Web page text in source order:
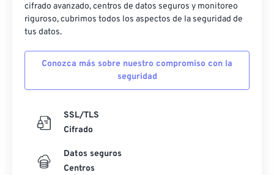
cifrado avanzado, centros de datos seguros y monitoreo
riguroso, cubrimos todos los aspectos de la seguridad de
tus datos.
Conozca más sobre nuestro compromiso con la
seguridad
SSL/TLS
Cifrado
Datos seguros
Centros